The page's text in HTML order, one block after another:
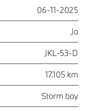
06-11-2025
Ja
JKL-53-D
17.105 km
Storm bay